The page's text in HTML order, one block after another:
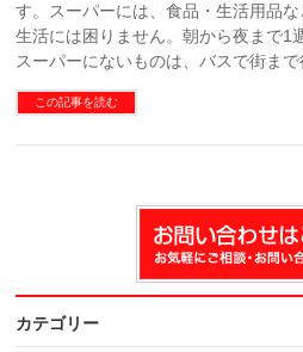
す。スーパーには、食品・生活用品
生活には困りません。朝から夜まで
スーパーにないものは、バスで街まで
この記事を読む
カテゴリー